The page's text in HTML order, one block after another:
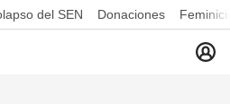
del SEN Donaciones